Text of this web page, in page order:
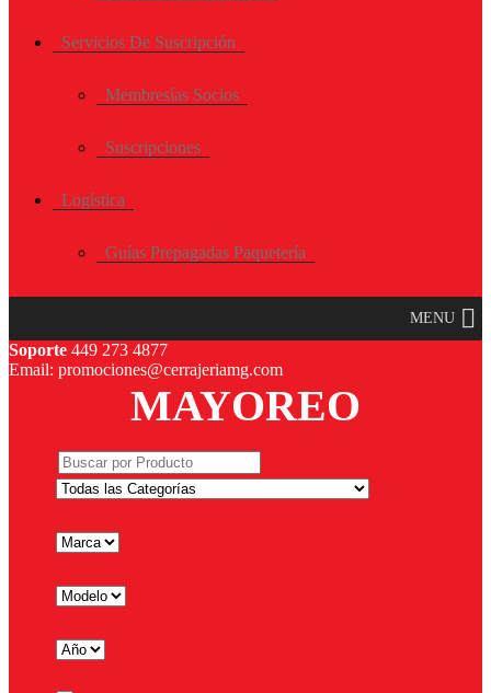
Servicios De Suscripción
Membresías Socios
Suscripciones
Logística
Guías Prepagadas Paquetería
MENU
Soporte 449 273 4877
Email: promociones@cerrajeriamg.com
MAYOREO